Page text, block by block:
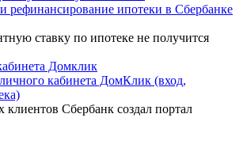
рефинансирование ипотеки в Сбербанке
ставку по ипотеке не получится
кабинета ДомКлик (вход,
клиентов Сбербанк создал портал